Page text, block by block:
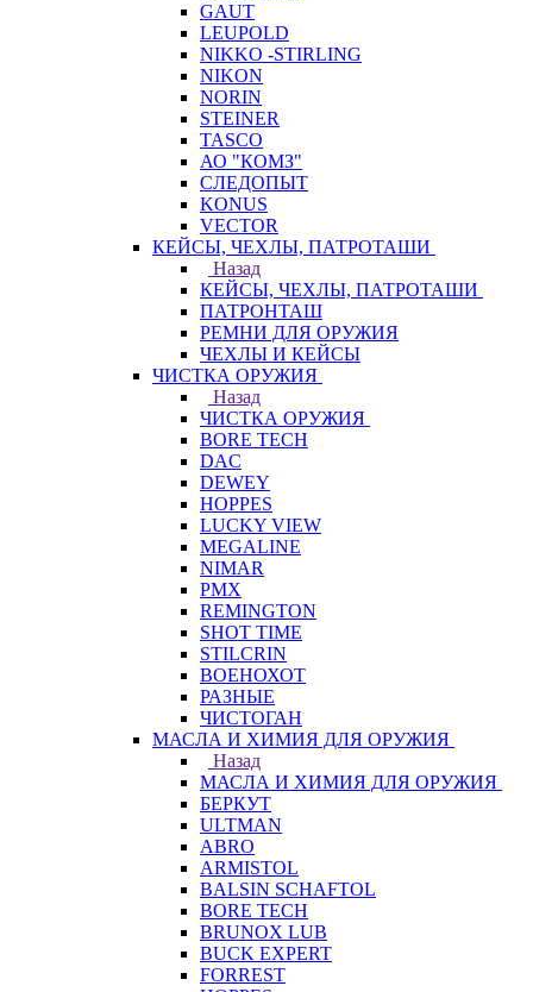
GAUT
LEUPOLD
NIKKO -STIRLING
NIKON
NORIN
STEINER
TASCO
АО "КОМЗ"
СЛЕДОПЫТ
KONUS
VECTOR
КЕЙСЫ, ЧЕХЛЫ, ПАТРОТАШИ
Назад
КЕЙСЫ, ЧЕХЛЫ, ПАТРОТАШИ
ПАТРОНТАШ
РЕМНИ ДЛЯ ОРУЖИЯ
ЧЕХЛЫ И КЕЙСЫ
ЧИСТКА ОРУЖИЯ
Назад
ЧИСТКА ОРУЖИЯ
BORE TECH
DAC
DEWEY
HOPPES
LUCKY VIEW
MEGALINE
NIMAR
PMX
REMINGTON
SHOT TIME
STILCRIN
ВОЕНОХОТ
РАЗНЫЕ
ЧИСТОГАН
МАСЛА И ХИМИЯ ДЛЯ ОРУЖИЯ
Назад
МАСЛА И ХИМИЯ ДЛЯ ОРУЖИЯ
БЕРКУТ
ULTMAN
ABRO
ARMISTOL
BALSIN SCHAFTOL
BORE TECH
BRUNOX LUB
BUCK EXPERT
FORREST